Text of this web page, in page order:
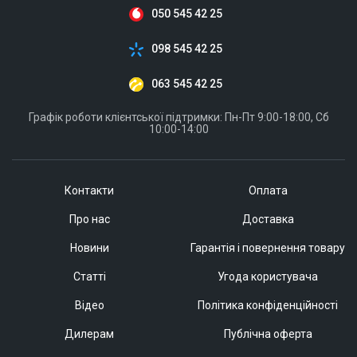
Контакти
Про нас
Новини
Статті
Відео
Дилерам
Оплата
Доставка
Гарантія і повернення товару
Угода користувача
Політика конфіденційності
Публічна оферта
050 545 42 25
098 545 42 25
063 545 42 25
Графік роботи клієнтської підтримки: Пн-Пт 9:00-18:00, Сб
10:00-14:00